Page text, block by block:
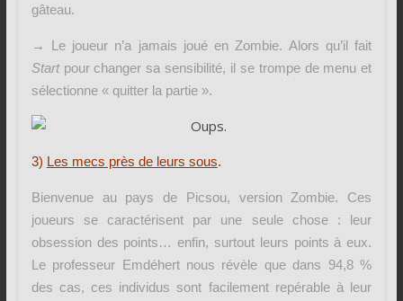
gâteau.
→ Le joueur n’a jamais joué en Zombie. Alors qu’il fait
Startpour changer sa sensibilité, il se trompe de menu et
sélectionne « quitter la partie ».
3) Les mecs près de leurs sous.
Bienvenue au pays de Picsou, version Zombie. Ces
joueurs se caractérisent par une seule chose : leur
obsession des points… enfin, surtout leurs points à eux.
Le professeur Emdéhert nous révèle que dans 94,8 %
des cas, ces individus sont facilement repérable à leur